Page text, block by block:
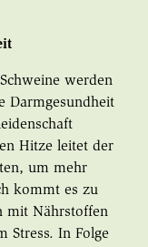
werden
Darmgesundheit
Hitze leitet der
um mehr
kommt es zu
mit Nährstoffen
Stress. In Folge